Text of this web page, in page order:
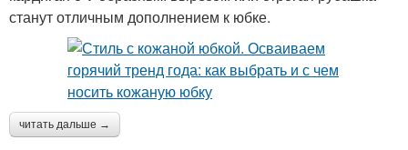
станут отличным дополнением к юбке.
читать дальше →